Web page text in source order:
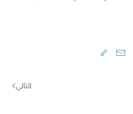
التالي